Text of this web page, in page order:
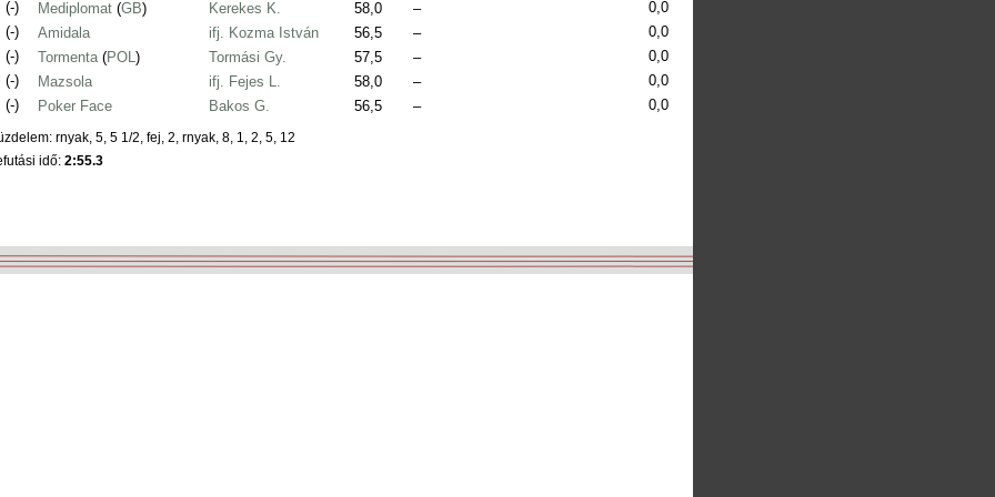
(-) Mediplomat (GB) Kerekes K. 58,0 –
0,0
(-) Amidala ifj. Kozma István 56,5 –
0,0
(-) Tormenta(POL) Tormási Gy. 57,5 –
0,0
(-) Mazsola ifj. Fejes L. 58,0 –
0,0
(-) Poker Face Bakos G. 56,5 – 0,0
rnyak, 5, 5 1/2, fej, 2, rnyak, 8, 1, 2, 5, 12
idő: 2:55.3